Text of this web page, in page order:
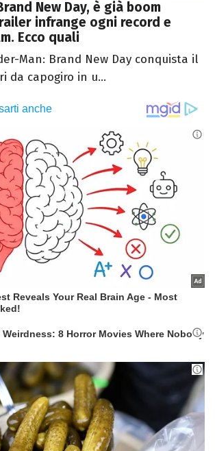
New Day, è già boom
infrange ogni record e
Ecco quali
Man: Brand New Day conquista il
da capogiro in u...